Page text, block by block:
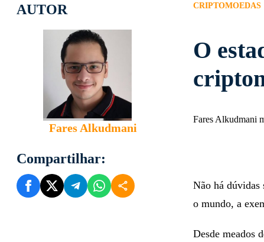
AUTOR
Fares Alkudmani
Compartilhar:
CRIPTOMOEDAS
O
Fares Alkudmani
Não há
o mundo, a
Desde meados